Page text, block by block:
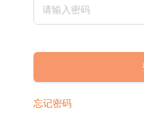
忘记密码